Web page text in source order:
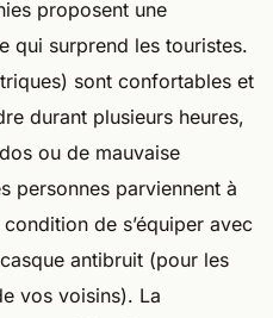
proposent une
qui surprend les touristes.
sont confortables et
durant plusieurs heures,
ou de mauvaise
personnes parviennent à
de s’équiper avec
antibruit (pour les
vos voisins). La